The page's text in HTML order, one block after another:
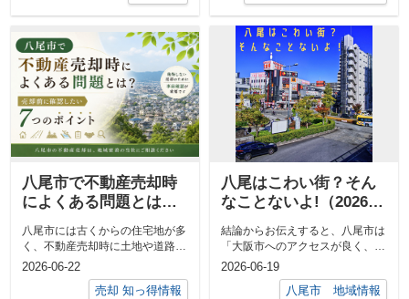
八尾市で不動産売却時
によくある問題とは？
のポイント
八尾市には古くからの住宅地が多
く、不動産売却時に土地や道路に
関する問題が見つかることがあり
2026-06-22
売却 知っ得情報
八尾はこわい街？そん
なことないよ!（2026年
結論からお伝えすると、八尾市は
「大阪市へのアクセスが良く、買
い物が便利で、子育て世帯にも住
みやすい街...
2026-06-19
八尾市 地域情報